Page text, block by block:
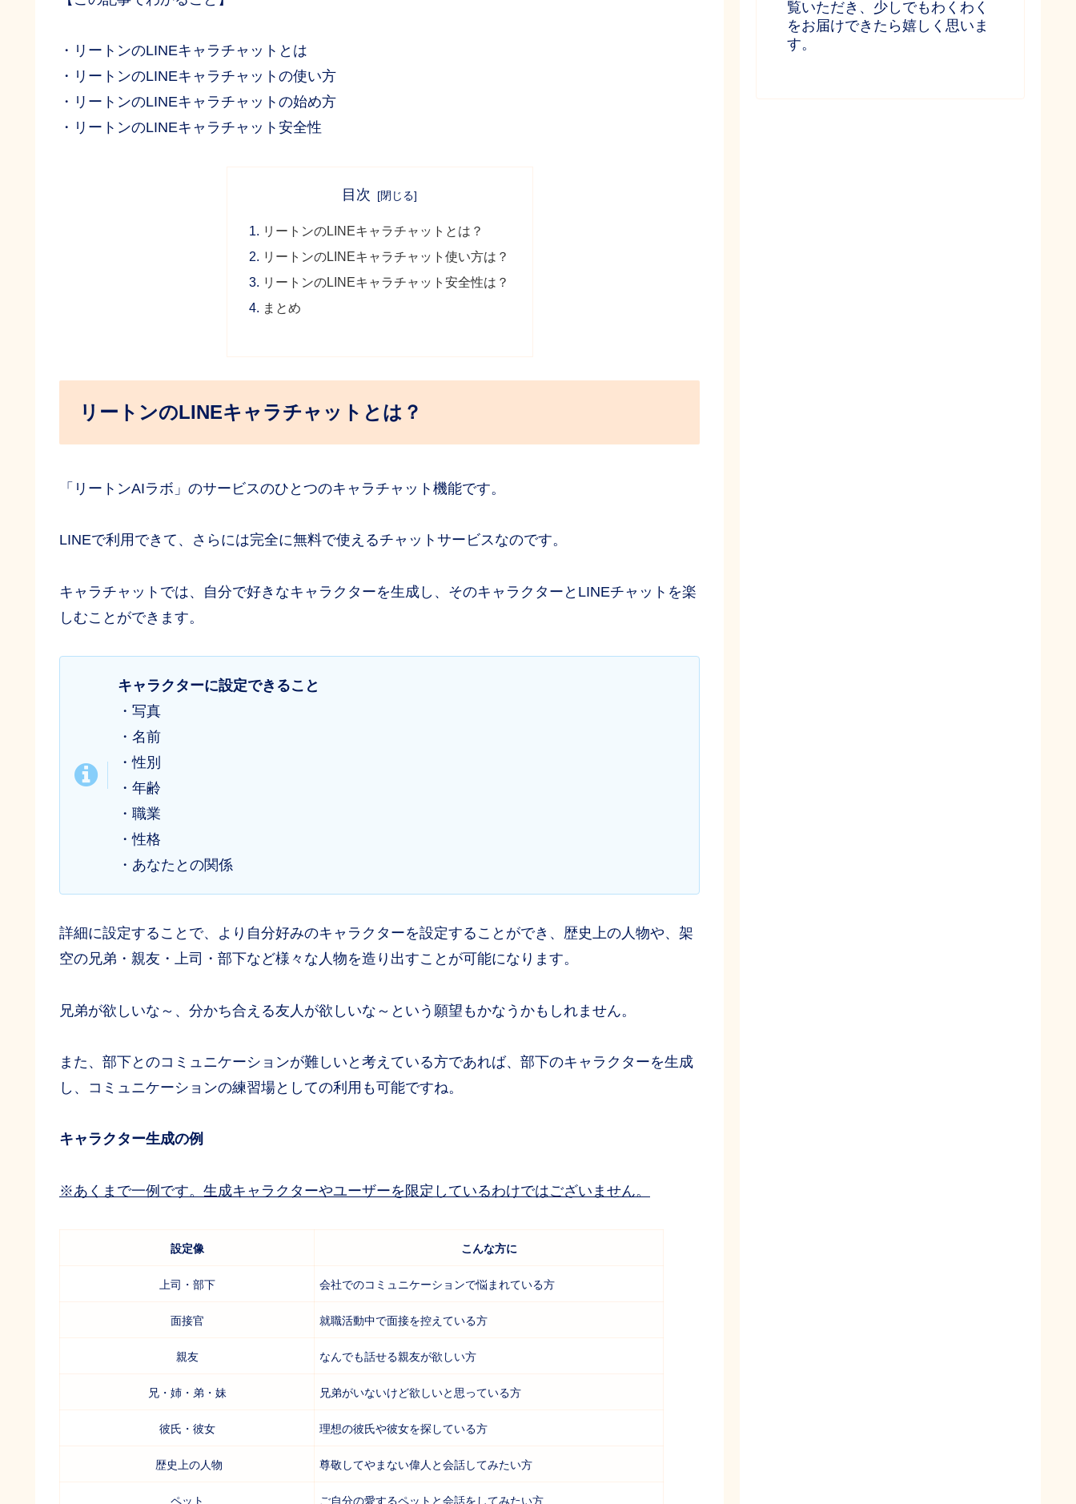
・リートンのLINEキャラチャットとは
・リートンのLINEキャラチャットの使い方
・リートンのLINEキャラチャットの始め方
・リートンのLINEキャラチャット安全性
目次
リートンのLINEキャラチャットとは？
リートンのLINEキャラチャット使い方は？
リートンのLINEキャラチャット安全性は？
まとめ
リートンのLINEキャラチャットとは？
「リートンAIラボ」のサービスのひとつのキャラチャット機能です。
LINEで利用できて、さらには完全に無料で使えるチャットサービスなのです。
キャラチャットでは、自分で好きなキャラクターを生成し、そのキャラクターとLINEチャットを楽
しむことができます。
キャラクターに設定できること
・写真
・名前
・性別
・年齢
・職業
・性格
・あなたとの関係
詳細に設定することで、より自分好みのキャラクターを設定することができ、歴史上の人物や、架
空の兄弟・親友・上司・部下など様々な人物を造り出すことが可能になります。
兄弟が欲しいな～、分かち合える友人が欲しいな～という願望もかなうかもしれません。
また、部下とのコミュニケーションが難しいと考えている方であれば、部下のキャラクターを生成
し、コミュニケーションの練習場としての利用も可能ですね。
キャラクター生成の例
※あくまで一例です。生成キャラクターやユーザーを限定しているわけではございません。
設定像 こんな方に
上司・部下 会社でのコミュニケーションで悩まれている方
面接官 就職活動中で面接を控えている方
親友 なんでも話せる親友が欲しい方
兄・姉・弟・妹 兄弟がいないけど欲しいと思っている方
彼氏・彼女 理想の彼氏や彼女を探している方
歴史上の人物 尊敬してやまない偉人と会話してみたい方
ペット ご自分の愛するペットと会話をしてみたい方
覧いただき、少しでもわくわく
をお届けできたら嬉しく思いま
す。